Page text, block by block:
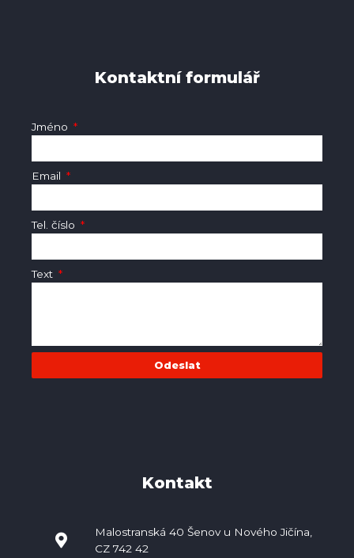
Kontakt
Malostranská 40 Šenov u Nového Jičína,
CZ 742 42
Kontaktní formulář
Jméno
Email
Tel. číslo
Text
Odeslat